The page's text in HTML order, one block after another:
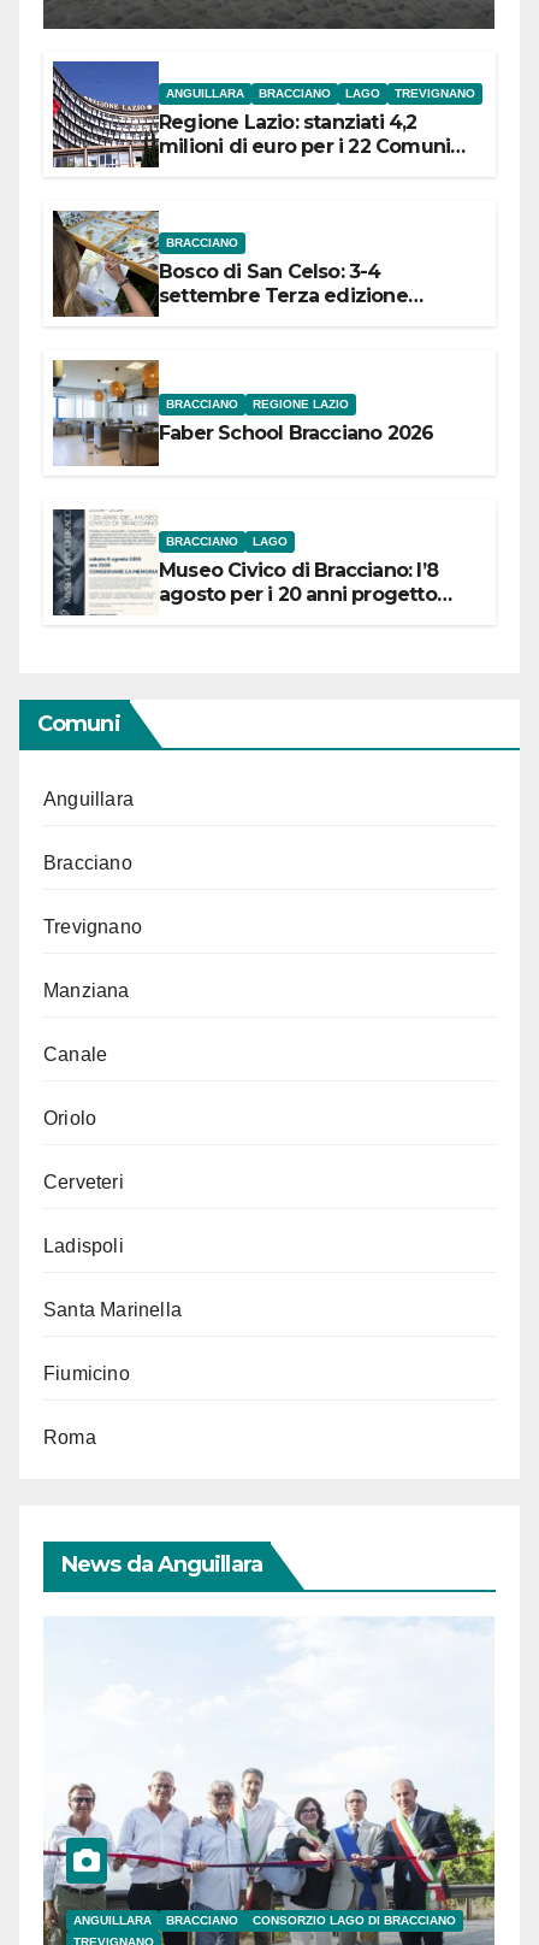
l’inaugurazione
ANGUILLARA BRACCIANO LAGO TREVIGNANO
Regione Lazio: stanziati 4,2
milioni di euro per i 22 Comuni
BRACCIANO
Bosco di San Celso: 3-4
settembre Terza edizione
BRACCIANO REGIONE LAZIO
Faber School Bracciano 2026
BRACCIANO LAGO
Museo Civico di Bracciano: l’8
agosto per i 20 anni progetto
Comuni
Anguillara
Bracciano
Trevignano
Manziana
Canale
Oriolo
Cerveteri
Ladispoli
Santa Marinella
Fiumicino
Roma
News da Anguillara
ANGUILLARA BRACCIANO
CONSORZIO LAGO DI BRACCIANO
TREVIGNANO